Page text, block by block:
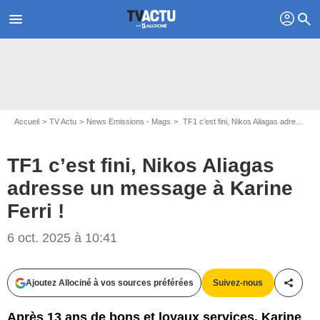
menu profil search
Accueil TV Actu News Emissions - Mags TF1 c’est fini, Nikos Aliagas adresse un message à Karine Ferri !
TF1 c’est fini, Nikos Aliagas
adresse un message à Karine
Ferri !
6 oct. 2025 à 10:41
Ajoutez Allociné à vos sources préférées Suivez-nous
Après 13 ans de bons et loyaux services, Karine